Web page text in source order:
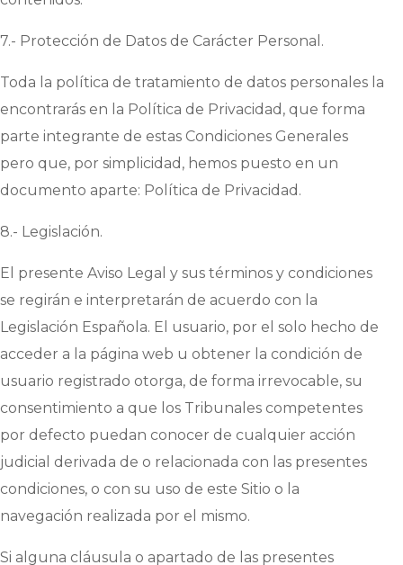
7.- Protección de Datos de Carácter Personal.
Toda la política de tratamiento de datos personales la
encontrarás en la Política de Privacidad, que forma
parte integrante de estas Condiciones Generales
pero que, por simplicidad, hemos puesto en un
documento aparte: Política de Privacidad .
8.- Legislación.
El presente Aviso Legal y sus términos y condiciones
se regirán e interpretarán de acuerdo con la
Legislación Española. El usuario, por el solo hecho de
acceder a la página web u obtener la condición de
usuario registrado otorga, de forma irrevocable, su
consentimiento a que los Tribunales competentes
por defecto puedan conocer de cualquier acción
judicial derivada de o relacionada con las presentes
condiciones, o con su uso de este Sitio o la
navegación realizada por el mismo.
Si alguna cláusula o apartado de las presentes